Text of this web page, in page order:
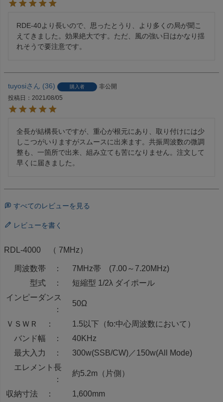
RDE-40より長いので、思ったとうり、より多くの局が聞こ
えてきました。効果絶大です。ただ、風の強い日はかなり揺
れそうで要注意です。
tuyosi 36 購入者
非公開
投稿日
2021/08/05
全長が結構長いですが、重心が根元にあり、取り付けには少
しこつがいりますがスムースに出来ます。共振周波数の微調
整も、一箇所で出来、組み立ても苦になりません。注文して
早くに届きました。
すべてのレビューを見る
レビューを書く
RDL-4000 （ 7MHz）
周波数帯 ：
7MHz帯 (7.00～7.20MHz)
型式 ：
短縮型 1/2λ ダイポール
インピーダンス
：
50Ω
ＶＳＷＲ ：
1.5以下（fo:中心周波数において）
バンド幅 ：
40KHz
最大入力 ：
300w(SSB/CW)／150w(All Mode)
エレメント長
：
約5.2m（片側）
収納寸法 ：
1,600mm